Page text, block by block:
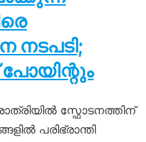
സ്ഫോടനത്തിന്
പരിഭ്രാന്തി